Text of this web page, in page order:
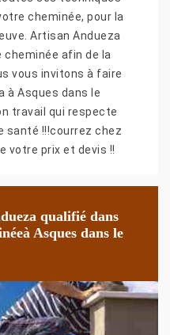
cheminée, pour la
Artisan Andueza
afin de la
vous invitons à faire
à Asques dans le
travail qui respecte
santé !!!courrez chez
votre prix et devis !!
qualifié dans
Asques dans le